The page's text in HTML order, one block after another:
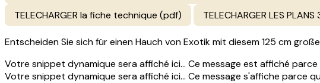
TELECHARGER la fiche technique (pdf) TELECHARGER LES
Entscheiden Sie sich für einen Hauch von Exotik mit diesem 125 cm
Votre snippet dynamique sera affiché ici... Ce message est affiché
Votre snippet dynamique sera affiché ici... Ce message s'affiche parce